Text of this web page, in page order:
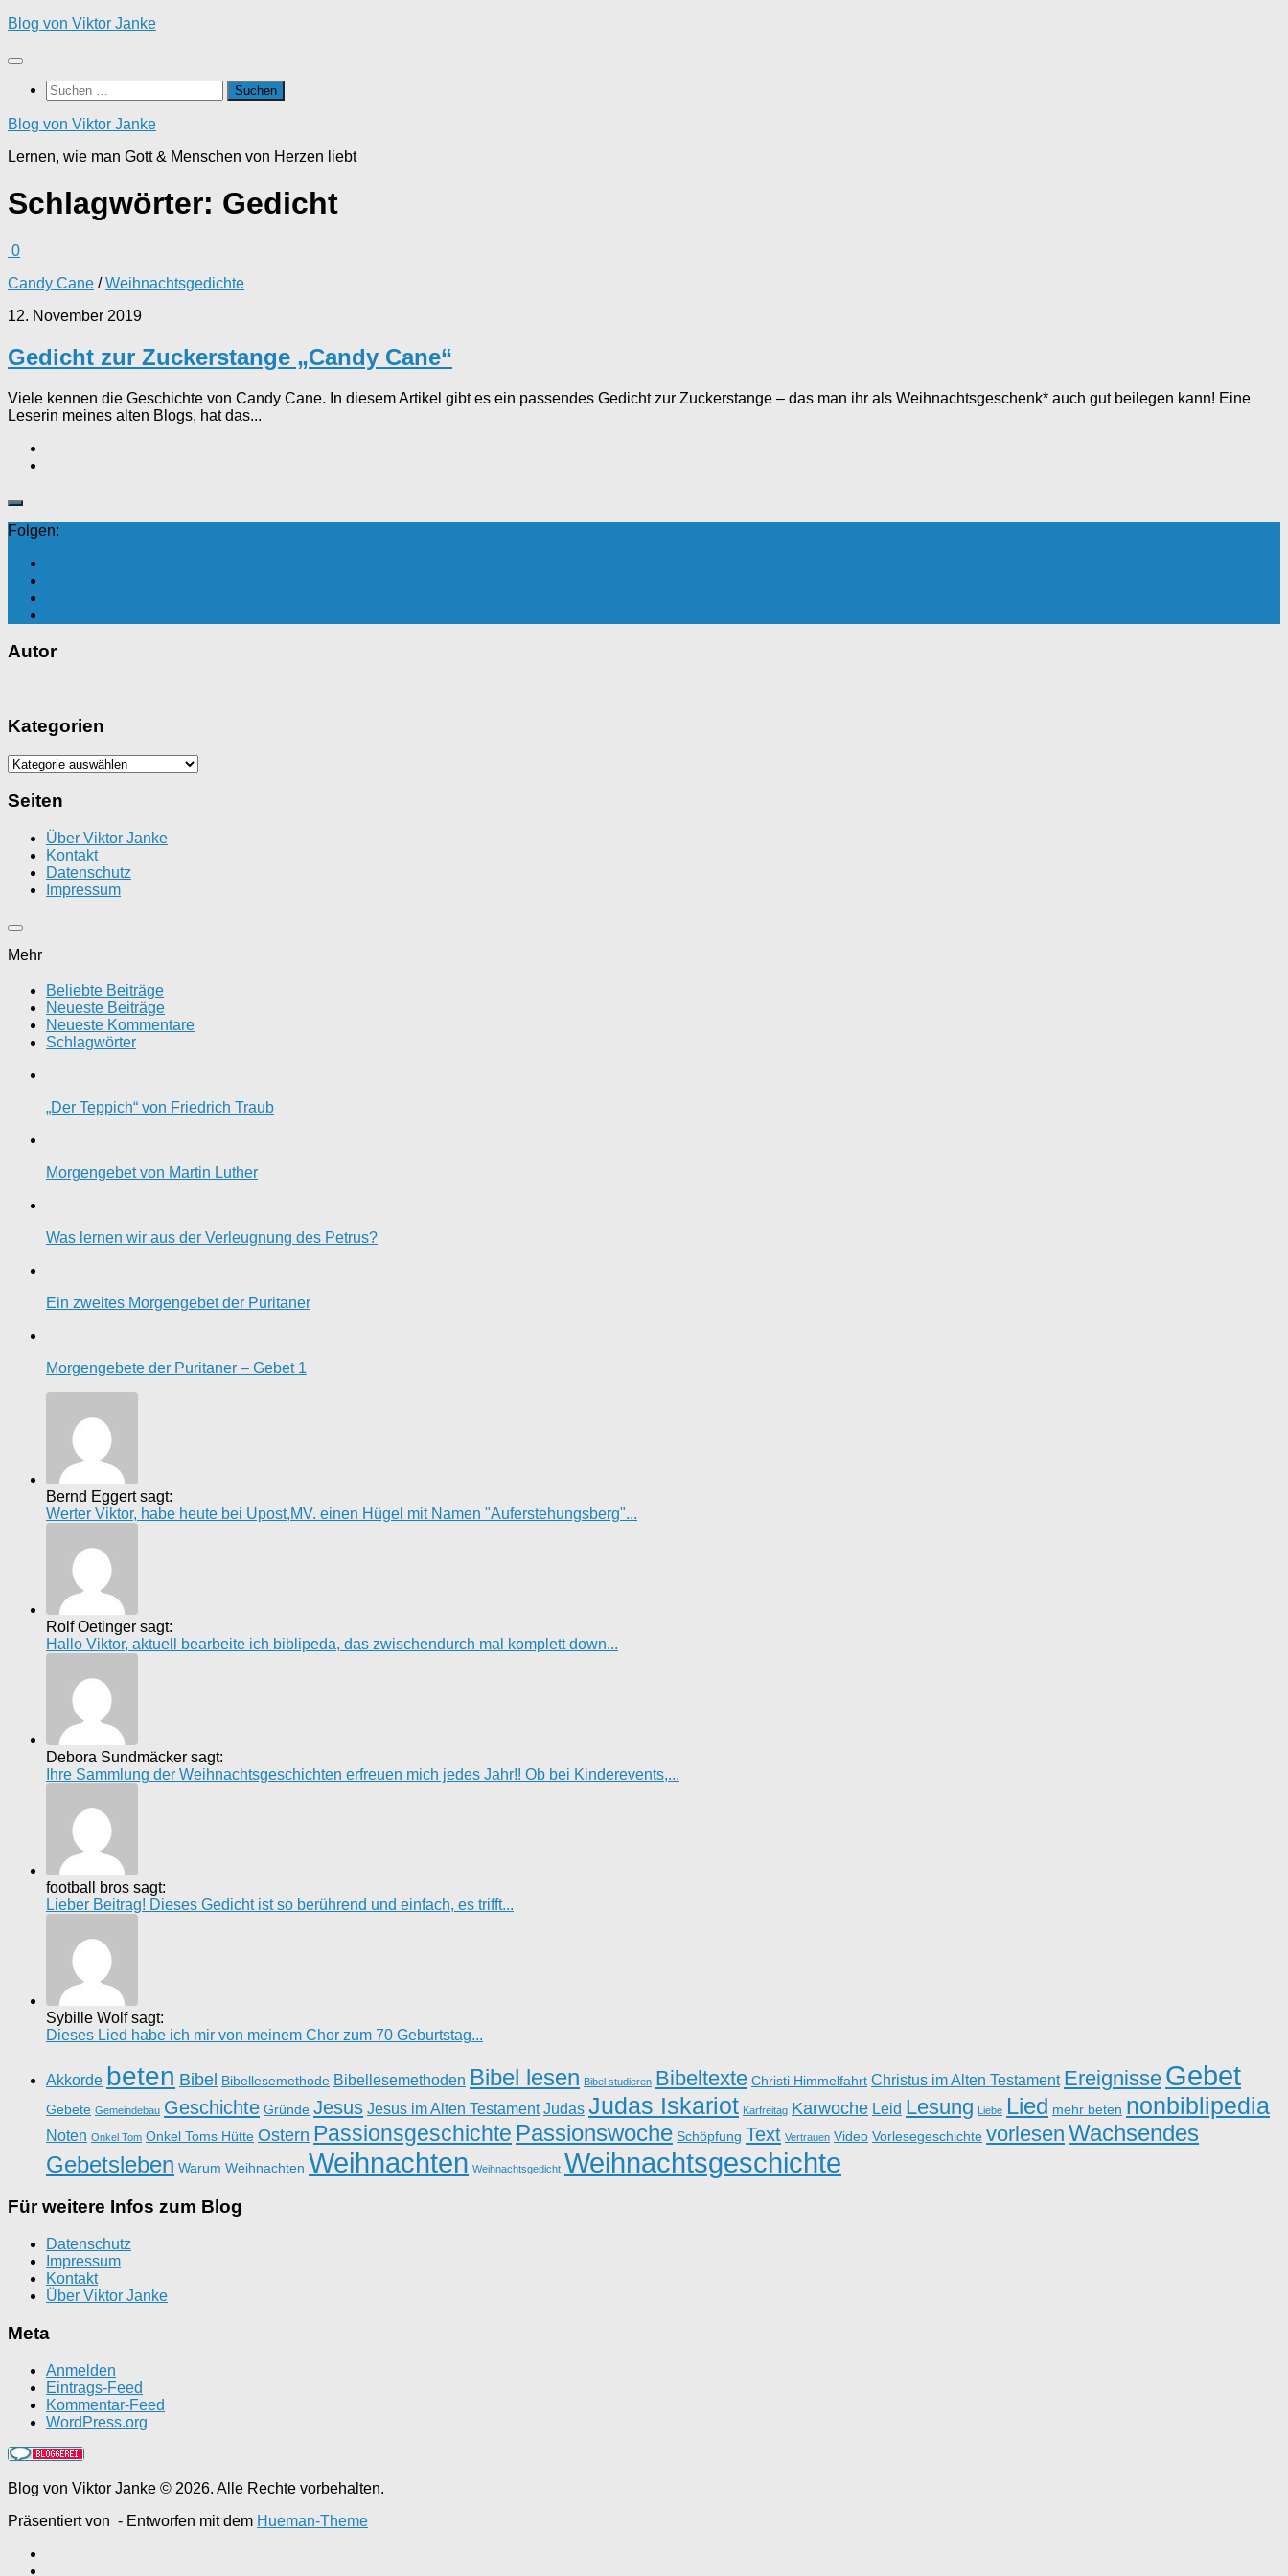
Zum
springen
Blog von Viktor Janke
Suchen
nach:
Blog von Viktor Janke
Lernen, wie man Gott & Menschen von Herzen liebt
Schlagwörter: Gedicht
0
Candy Cane /Weihnachtsgedichte
12. November 2019
Gedicht zur Zuckerstange „Candy Cane“
Viele kennen die Geschichte von Candy Cane. In diesem Artikel gibt es ein passendes Gedicht zur Zuckerstange – das man ihr als Weihnachtsgeschenk* auch gut beilegen kann! Eine
Leserin meines alten Blogs, hat das...
Folgen:
Autor
Kategorien
Kategorien
Seiten
Über Viktor Janke
Kontakt
Datenschutz
Impressum
Mehr
Beliebte Beiträge
Neueste Beiträge
Neueste Kommentare
Schlagwörter
„Der Teppich“ von Friedrich Traub
Morgengebet von Martin Luther
Was lernen wir aus der Verleugnung des Petrus?
Ein zweites Morgengebet der Puritaner
Morgengebete der Puritaner – Gebet 1
Bernd Eggert sagt:
Werter Viktor, habe heute bei Upost,MV. einen Hügel mit Namen "Auferstehungsberg"...
Rolf Oetinger sagt:
Hallo Viktor, aktuell bearbeite ich biblipeda, das zwischendurch mal komplett down...
Debora Sundmäcker sagt:
Ihre Sammlung der Weihnachtsgeschichten erfreuen mich jedes Jahr!! Ob bei Kinderevents,...
football bros sagt:
Lieber Beitrag! Dieses Gedicht ist so berührend und einfach, es trifft...
Sybille Wolf sagt:
Dieses Lied habe ich mir von meinem Chor zum 70 Geburtstag...
Akkorde beten Bibel Bibellesemethode Bibellesemethoden Bibel lesen Bibel studieren Bibeltexte Christi Himmelfahrt Christus im Alten Testament Ereignisse Gebet
Gebete Gemeindebau Geschichte Gründe Jesus Jesus im Alten Testament Judas Judas Iskariot Karfreitag Karwoche Leid Lesung Liebe Lied mehr beten nonbiblipedia
Noten Onkel Tom Onkel Toms Hütte Ostern Passionsgeschichte Passionswoche Schöpfung Text Vertrauen Video Vorlesegeschichte vorlesen Wachsendes
Gebetsleben Warum Weihnachten Weihnachten Weihnachtsgedicht Weihnachtsgeschichte
Für weitere Infos zum Blog
Datenschutz
Impressum
Kontakt
Über Viktor Janke
Meta
Anmelden
Eintrags-Feed
Kommentar-Feed
WordPress.org
Blog von Viktor Janke © 2026. Alle Rechte vorbehalten.
Präsentiert von - Entworfen mit dem Hueman-Theme